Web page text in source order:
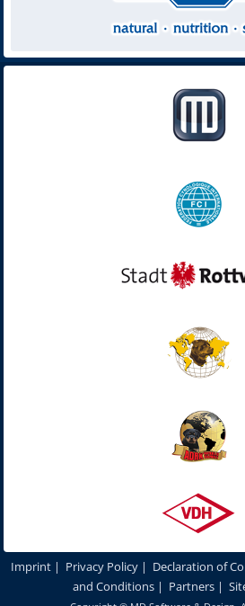
Imprint | Privacy Policy | Declaration of
and Conditions | Partners |